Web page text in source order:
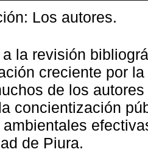
Los autores.
la revisión
creciente por
de los
concientización
de Piura.